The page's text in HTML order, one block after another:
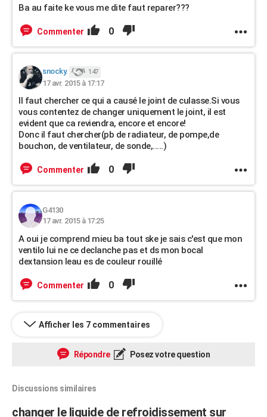
Ba au faite ke vous me dite faut reparer???
Commenter 0
snocky. 147
17 avr. 2015 à 17:17
Il faut chercher ce qui a causé le joint de culasse.Si vous
vous contentez de changer uniquement le joint, il est
evident que ca reviendra, encore et encore!
Donc il faut chercher(pb de radiateur, de pompe,de
bouchon, de ventilateur, de sonde,.....)
Commenter 0
G4130
17 avr. 2015 à 17:25
A oui je comprend mieu ba tout ske je sais c'est que mon
ventilo lui ne ce declanche pas et ds mon bocal
dextansion leau es de couleur rouillé
Commenter 0
Afficher les 7 commentaires
Répondre Posez votre question
Discussions similaires
changer le liquide de refroidissement sur